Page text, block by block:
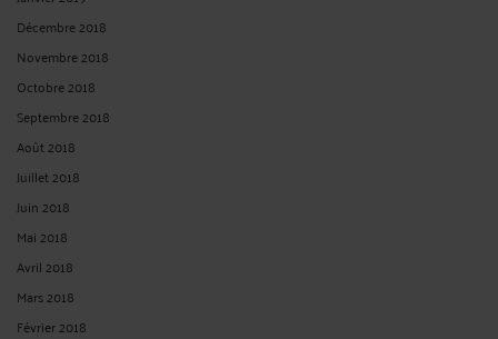
Décembre 2018
Novembre 2018
Octobre 2018
Septembre 2018
Août 2018
Juillet 2018
Juin 2018
Mai 2018
Avril 2018
Mars 2018
Février 2018